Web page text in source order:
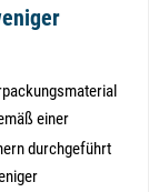
einer
durchgeführt